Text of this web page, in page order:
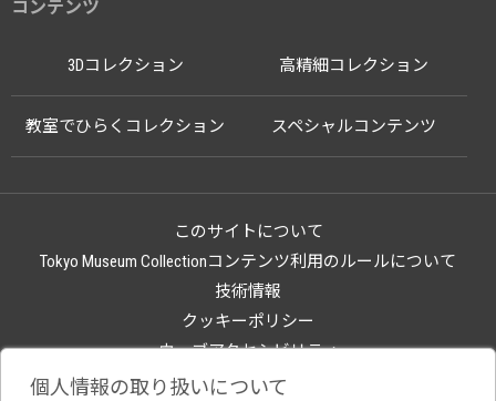
コンテンツ
3Dコレクション 高精細コレクション
教室でひらくコレクション スペシャルコンテンツ
このサイトについて
Tokyo Museum Collectionコンテンツ利用のルールについて
技術情報
クッキーポリシー
ウェブアクセシビリティ
関連サイト
個人情報の取り扱いについて